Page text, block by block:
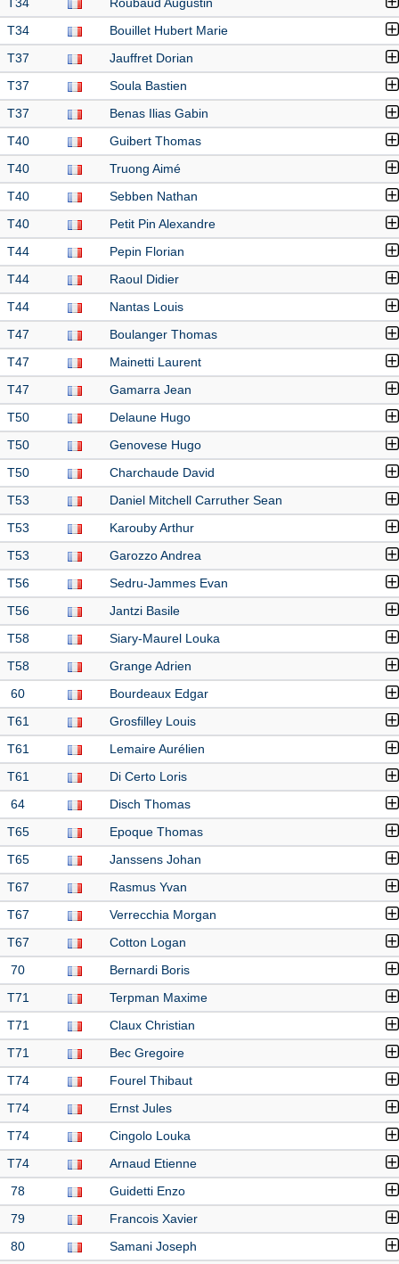
T34 Roubaud Augustin
T34 Bouillet Hubert Marie
T37 Jauffret Dorian
T37 Soula Bastien
T37 Benas Ilias Gabin
T40 Guibert Thomas
T40 Truong Aimé
T40 Sebben Nathan
T40 Petit Pin Alexandre
T44 Pepin Florian
T44 Raoul Didier
T44 Nantas Louis
T47 Boulanger Thomas
T47 Mainetti Laurent
T47 Gamarra Jean
T50 Delaune Hugo
T50 Genovese Hugo
T50 Charchaude David
T53 Daniel Mitchell Carruther Sean
T53 Karouby Arthur
T53 Garozzo Andrea
T56 Sedru-Jammes Evan
T56 Jantzi Basile
T58 Siary-Maurel Louka
T58 Grange Adrien
60 Bourdeaux Edgar
T61 Grosfilley Louis
T61 Lemaire Aurélien
T61 Di Certo Loris
64 Disch Thomas
T65 Epoque Thomas
T65 Janssens Johan
T67 Rasmus Yvan
T67 Verrecchia Morgan
T67 Cotton Logan
70 Bernardi Boris
T71 Terpman Maxime
T71 Claux Christian
T71 Bec Gregoire
T74 Fourel Thibaut
T74 Ernst Jules
T74 Cingolo Louka
T74 Arnaud Etienne
78 Guidetti Enzo
79 Francois Xavier
80 Samani Joseph